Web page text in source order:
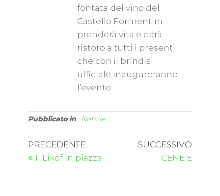
fontata del vino del
Castello Formentini
prenderà vita e darà
ristoro a tutti i presenti
che con il brindisi
ufficiale inaugureranno
l’evento.
Pubblicato in Notizie
PRECEDENTE
Il Likof in piazza
SUCCESSIVO
CENE E